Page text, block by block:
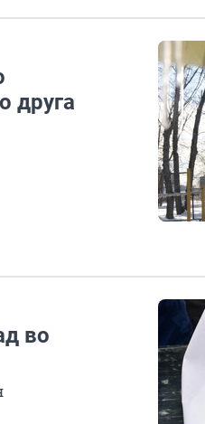
друга
во